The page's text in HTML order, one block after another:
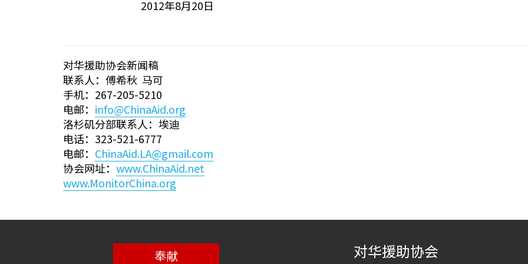
2012年8月20日
对华援助协会新闻稿
联系人：傅希秋 马可
手机：267-205-5210
电邮： info@ChinaAid.org
洛杉矶分部联系人：埃迪
电话：323-521-6777
电邮： ChinaAid.LA@gmail.com
协会网址： www.ChinaAid.net
www.MonitorChina.org
奉献 对华援助协会